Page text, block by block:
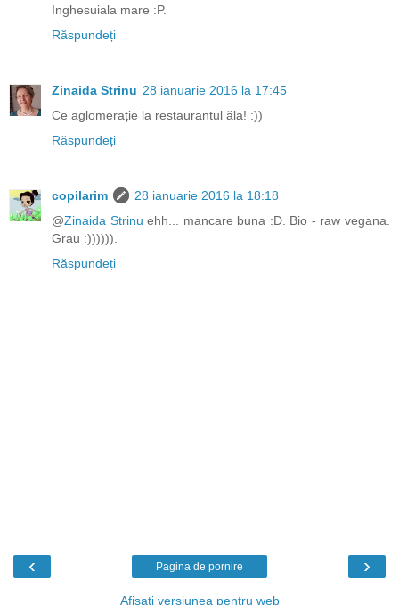
Inghesuiala mare :P.
Răspundeți
Zinaida Strinu 28 ianuarie 2016 la 17:45
Ce aglomerație la restaurantul ăla! :))
Răspundeți
copilarim
28 ianuarie 2016 la 18:18
@Zinaida Strinu ehh... mancare buna :D. Bio - raw vegana.
Grau :)))))).
Răspundeți
‹ ›
Pagina de pornire
Afișați versiunea pentru web